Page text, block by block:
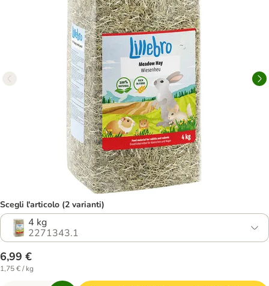
Scegli l'articolo (2 varianti)
4 kg
2271343.1
6,99 €
1,75 € / kg